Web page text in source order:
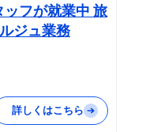
フが就業中 旅
ジュ業務
詳しくはこちら